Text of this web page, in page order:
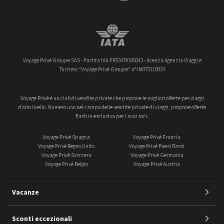
Voyage Privé Groupe SAS - Partita IVA FR53479345043 - licenza Agenzia Viaggi e
Turismo “Voyage Privé Groupe” n° IM075110024
Voyage Privé è un club di vendite private che propone le migliori offerte per viaggi
d’alto livello. Numero uno nel campo delle vendite private di viaggi, propone offerte
flash in esclusiva per i suoi soci.
Voyage Privé Spagna
Voyage Privé Francia
Voyage Privé Regno Unito
Voyage Privé Paesi Bassi
Voyage Privé Svizzera
Voyage Privé Germania
Voyage Privé Belgio
Voyage Privé Austria
Vacanze
Sconti eccezionali